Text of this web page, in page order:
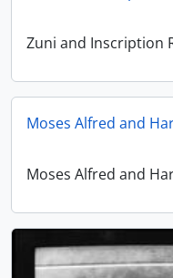
Zuni and Inscription
Moses Alfred and
Moses Alfred and